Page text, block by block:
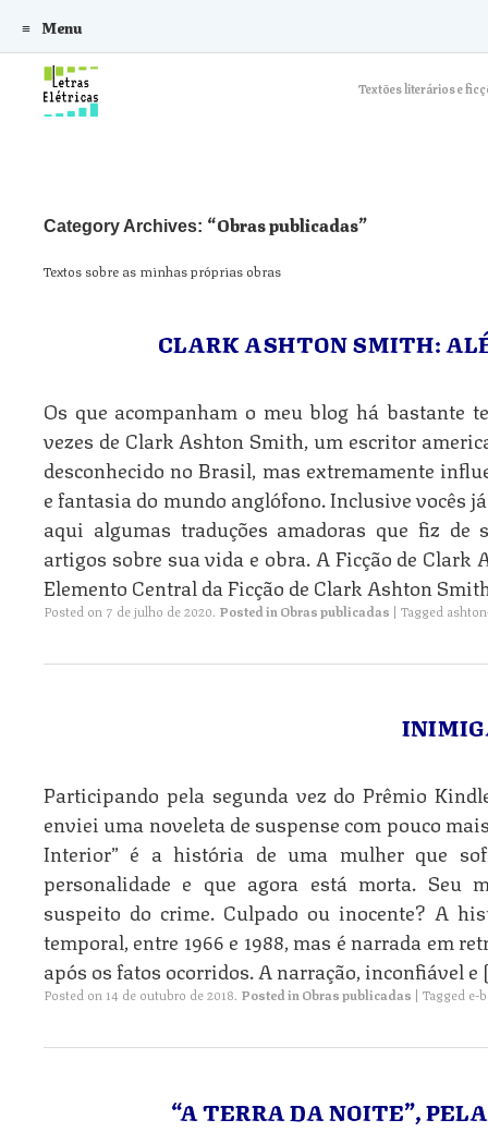
Textões literários e
Menu
Skip to content
Category Archives: Obras publicadas
Textos sobre as minhas próprias obras
CLARK ASHTON SMITH:
Os que acompanham o meu blog há bastante
vezes de Clark Ashton Smith, um escritor
desconhecido no Brasil, mas extremamente
e fantasia do mundo anglófono. Inclusive vocês
aqui algumas traduções amadoras que fiz de
artigos sobre sua vida e obra. A Ficção de Clark
Elemento Central da Ficção de Clark Ashton
Posted on 7 de julho de 2020. Posted in Obras publicadas | Tagged
Participando pela segunda vez do Prêmio
enviei uma noveleta de suspense com pouco
Interior” é a história de uma mulher que
personalidade e que agora está morta. Seu
suspeito do crime. Culpado ou inocente? A
temporal, entre 1966 e 1988, mas é narrada em
após os fatos ocorridos. A narração, inconfiável
Posted on 14 de outubro de 2018. Posted inObras publicadas | Tagged e-
“A TERRA DA NOITE”,